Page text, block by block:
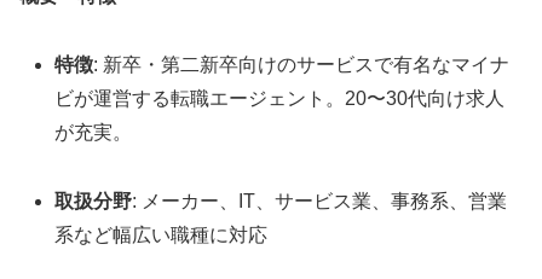
特徴: 新卒・第二新卒向けのサービスで有名なマイナ
ビが運営する転職エージェント。20〜30代向け求人
が充実。
取扱分野: メーカー、IT、サービス業、事務系、営業
系など幅広い職種に対応